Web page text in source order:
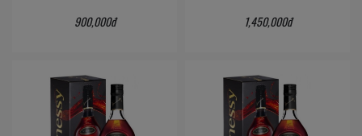
900,000đ 1,450,000đ